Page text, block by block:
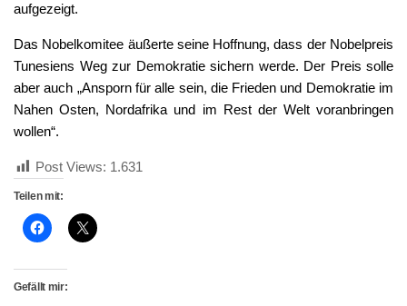
aufgezeigt.
Das Nobelkomitee äußerte seine Hoffnung, dass der Nobelpreis
Tunesiens Weg zur Demokratie sichern werde. Der Preis solle
aber auch „Ansporn für alle sein, die Frieden und Demokratie im
Nahen Osten, Nordafrika und im Rest der Welt voranbringen
wollen“.
Post Views: 1.631
Teilen mit:
Gefällt mir: